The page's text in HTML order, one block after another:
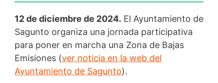
12 de diciembre de 2024. El Ayuntamiento de
Sagunto organiza una jornada participativa
para poner en marcha una Zona de Bajas
Emisiones (ver noticia en la web del
Ayuntamiento de Sagunto).